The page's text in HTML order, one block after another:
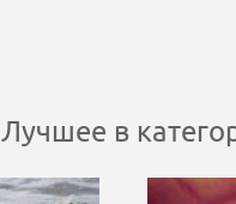
Лучшее в